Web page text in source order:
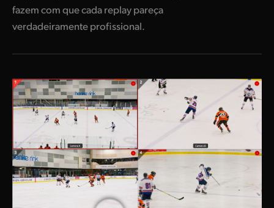
fazem com que cada replay pareça
verdadeiramente profissional.